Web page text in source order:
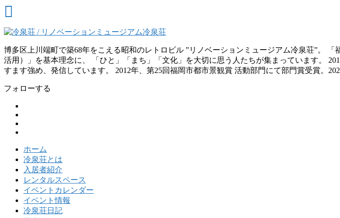
博多区上川端町で築68年をこえる昭和のレトロビル ”リノベーションミュージアム冷泉荘”。
活用）」を基本理念に、 「ひと」「まち」「文化」を大切に思う人たちが集まっています。
すます強め、発信しています。 2012年、第25回福岡市都市景観賞 活動部門にて部門賞受賞。
フォローする
ホーム
冷泉荘とは
入居者紹介
レンタルスペース
イベントカレンダー
イベント情報
冷泉荘日記